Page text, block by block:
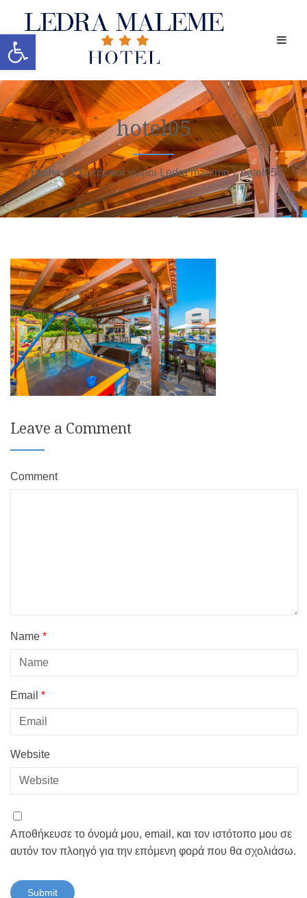
Ανοίξτε τη γραμμή εργαλείων
hotel05
Home Εξωτερικοί χώροι Ledra maleme hotel05
Leave a Comment
Comment
Name *
Email *
Website
Αποθήκευσε το όνομά μου, email, και τον ιστότοπο μου σε
αυτόν τον πλοηγό για την επόμενη φορά που θα σχολιάσω.